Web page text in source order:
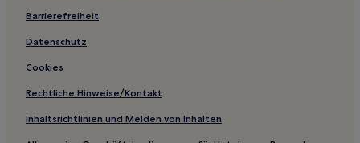
Barrierefreiheit
Datenschutz
Cookies
Rechtliche Hinweise/Kontakt
Inhaltsrichtlinien und Melden von Inhalten